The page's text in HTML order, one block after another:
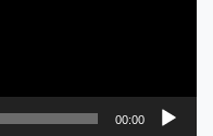
00:00